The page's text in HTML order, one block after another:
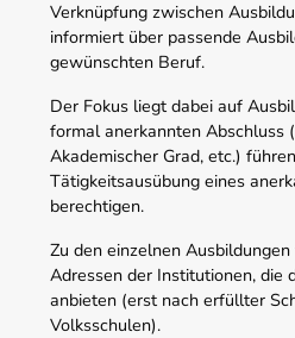
Verknüpfung zwischen
informiert über passende
gewünschten Beruf.
Der Fokus liegt dabei auf
formal anerkannten Abschluss
Akademischer Grad, etc.)
Tätigkeitsausübung eines
berechtigen.
Zu den einzelnen
Adressen der Institutionen, die
anbieten (erst nach erfüllter
Volksschulen).